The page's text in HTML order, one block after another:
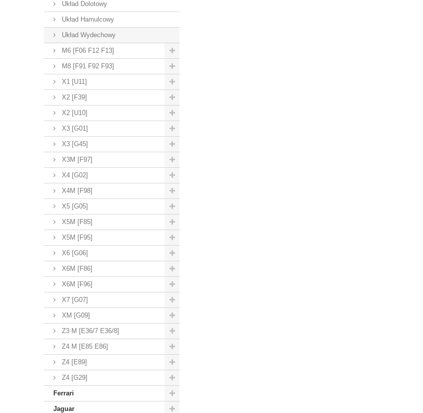
Układ Dolotowy
Układ Hamulcowy
Układ Wydechowy
M6 [F06 F12 F13]
M8 [F91 F92 F93]
X1 [U11]
X2 [F39]
X2 [U10]
X3 [G01]
X3 [G45]
X3M [F97]
X4 [G02]
X4M [F98]
X5 [G05]
X5M [F85]
X5M [F95]
X6 [G06]
X6M [F86]
X6M [F96]
X7 [G07]
XM [G09]
Z3 M [E36/7 E36/8]
Z4 M [E85 E86]
Z4 [E89]
Z4 [G29]
Ferrari
Jaguar